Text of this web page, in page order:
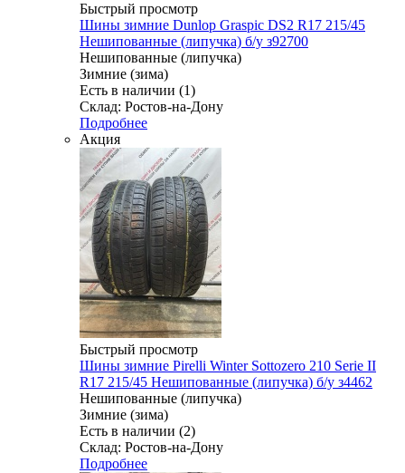
Быстрый просмотр
Шины зимние Dunlop Graspic DS2 R17 215/45
Нешипованные (липучка) б/у з92700
Нешипованные (липучка)
Зимние (зима)
Есть в наличии (1)
Склад: Ростов-на-Дону
Подробнее
Акция
Быстрый просмотр
Шины зимние Pirelli Winter Sottozero 210 Serie II
R17 215/45 Нешипованные (липучка) б/у з4462
Нешипованные (липучка)
Зимние (зима)
Есть в наличии (2)
Склад: Ростов-на-Дону
Подробнее